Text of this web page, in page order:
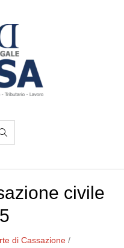
civile
di Cassazione /